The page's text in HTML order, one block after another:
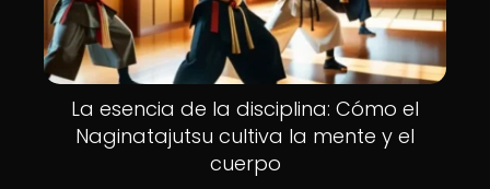
La esencia de la disciplina: Cómo el
Naginatajutsu cultiva la mente y el
cuerpo